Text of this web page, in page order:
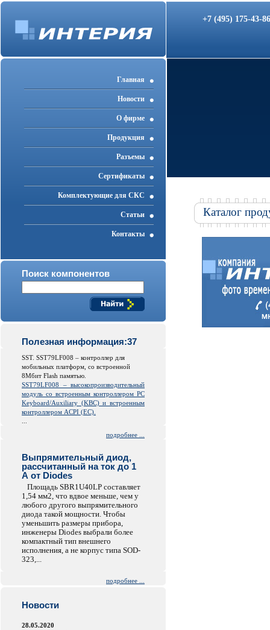
+7 (495) 175-43-
Главная
Новости
О фирме
Продукция
Разъемы
Cертификаты
Комплектующие для СКС
Статьи
Контакты
Поиск компонентов
Полезная информация:37
SST. SST79LF008 – контроллер для
мобильных платформ, со встроенной
8Мбит Flash памятью.
SST79LF008 – высокопроизводительный
модуль со встроенным контроллером PC
Keyboard/Auxiliary (KBC) и встроенным
контроллером ACPI (EC).
подробнее ...
Выпрямительный диод,
рассчитанный на ток до 1
А от Diodes
Площадь SBR1U40LP составляет
1,54 мм2, что вдвое меньше, чем у
любого другого выпрямительного
диода такой мощности. Чтобы
уменьшить размеры прибора,
инженеры Diodes выбрали более
компактный тип внешнего
исполнения, а не корпус типа SOD-
323,...
подробнее ...
Новости
28.05.2020
Каталог